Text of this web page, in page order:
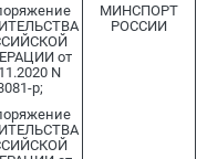
от
N
р;
МИНСПОРТ
РОССИИ